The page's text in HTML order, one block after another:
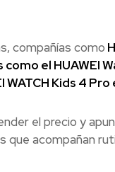
compañías como
el HUAWEI
WATCH Kids 4
el precio y
que acompañan